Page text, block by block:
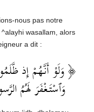
nous pas notre
^alayhi wasallam, alors
a dit :
﴿ وَلَوْ أَنَّهُمْ إِذ
وَٱسْتَغْفَرَ لَهُمُ